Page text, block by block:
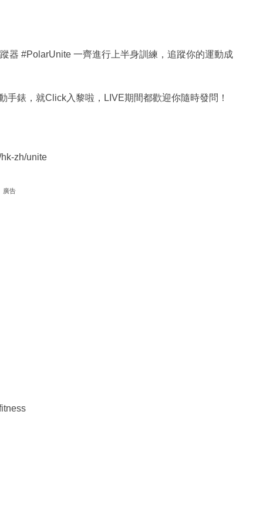
器 #PolarUnite 一齊進行上半身訓練，追蹤你的運動成
錶，就Click入黎啦，LIVE期間都歡迎你隨時發問！
zh/unite
廣告